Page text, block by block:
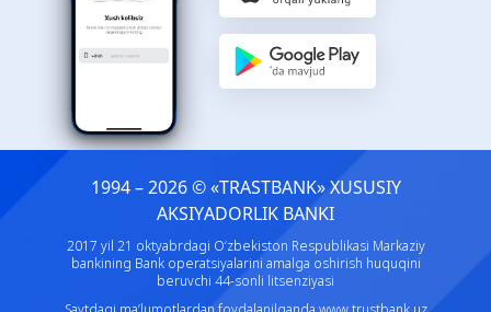
1994 – 2026 © «TRASTBANK» ХUSUSIY
AKSIYADORLIK BANKI
2017 yil 21 oktyabrdagi O‘zbekiston Respublikasi Markaziy
bankining Bank operatsiyalarini amalga oshirish huquqini
beruvchi 44-sonli litsenziyasi